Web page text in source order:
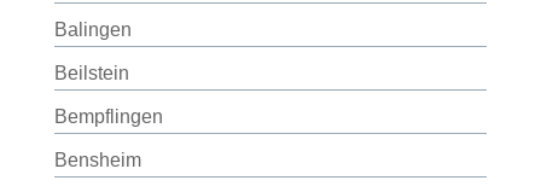
Balingen
Beilstein
Bempflingen
Bensheim